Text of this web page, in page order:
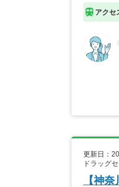
アクセ
更新日：
ドラッグ
【神